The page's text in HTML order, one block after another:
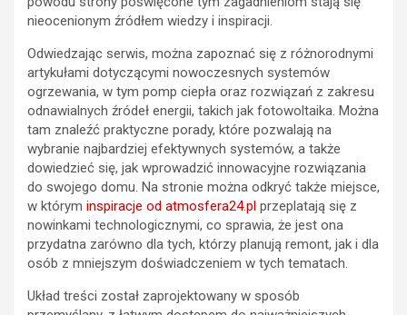
nieocenionym źródłem wiedzy i inspiracji.
Odwiedzając serwis, można zapoznać się z różnorodnymi
artykułami dotyczącymi nowoczesnych systemów
ogrzewania, w tym pomp ciepła oraz rozwiązań z zakresu
odnawialnych źródeł energii, takich jak fotowoltaika. Można
tam znaleźć praktyczne porady, które pozwalają na
wybranie najbardziej efektywnych systemów, a także
dowiedzieć się, jak wprowadzić innowacyjne rozwiązania
do swojego domu. Na stronie można odkryć także miejsce,
w którym inspiracje od atmosfera24.pl przeplatają się z
nowinkami technologicznymi, co sprawia, że jest ona
przydatna zarówno dla tych, którzy planują remont, jak i dla
osób z mniejszym doświadczeniem w tych tematach.
Układ treści został zaprojektowany w sposób